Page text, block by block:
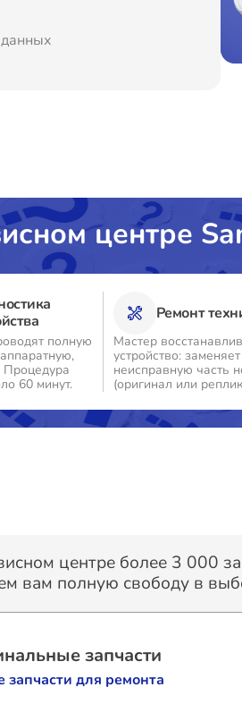
центре
полную
Процедура
60 минут.
Ремонт
Мастер
устройство: заменяет
неисправную часть
(оригинал или
центре более 3 000
вам полную свободу в
запчасти
для ремонта